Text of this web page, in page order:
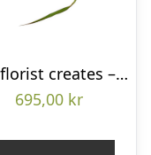
The florist creates – Funeral bouquet
695,00 kr